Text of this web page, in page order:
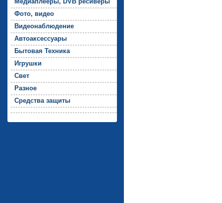
Фо­то, ви­део
Ви­де­онаб­лю­дение
Ав­то­ак­сессу­ары
Бы­товая Тех­ни­ка
Иг­рушки
Свет
Раз­ное
Средс­тва за­щиты